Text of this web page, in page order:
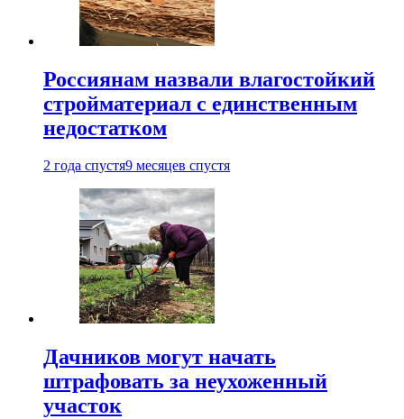
Россиянам назвали влагостойкий
стройматериал с единственным
недостатком
2 года спустя9 месяцев спустя
Дачников могут начать
штрафовать за неухоженный
участок